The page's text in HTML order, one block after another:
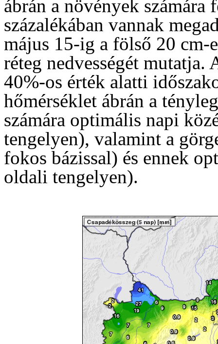
ábrán a növények számára
százalékában vannak
május 15-ig a fölső 20 cm-
réteg nedvességét
40%-os érték alatti
hőmérséklet ábrán a
számára optimális napi
tengelyen), valamint a
fokos bázissal) és ennek
oldali tengelyen).